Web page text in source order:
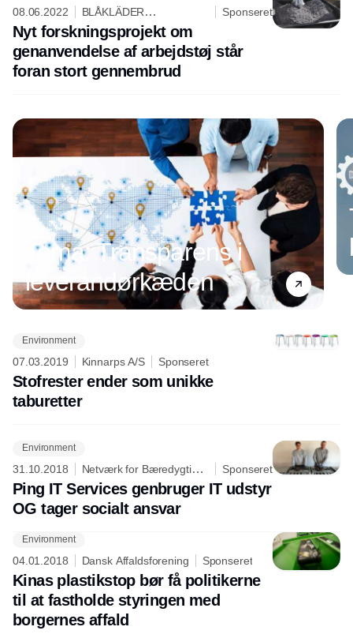
08.06.2022
BLÅKLÄDER
WORKWEAR ApS
Sponseret
Nyt forskningsprojekt om
genanvendelse af arbejdstøj står
foran stort gennembrud
Tema: Transparens i
leverandørkæden
Environment
07.03.2019 Kinnarps A/S Sponseret
Stofrester ender som unikke
taburetter
Environment
31.10.2018
Netværk for Bæredygtig
Erhvervsudvikling i NordDanmark
Sponseret
Ping IT Services genbruger IT udstyr
OG tager socialt ansvar
Environment
04.01.2018 Dansk Affaldsforening Sponseret
Kinas plastikstop bør få politikerne
til at fastholde styringen med
borgernes affald